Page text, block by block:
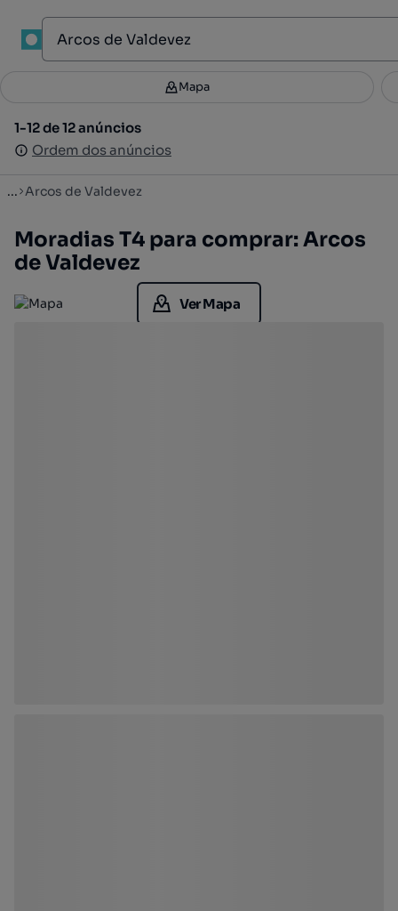
Filtros 3
1-12 de 12 anúncios
Ordem dos anúncios
Mapa
1-12 de 12 anúncios
Ordem dos anúncios
... Arcos de Valdevez
Moradias T4 para comprar: Arcos
de Valdevez
Ver Mapa